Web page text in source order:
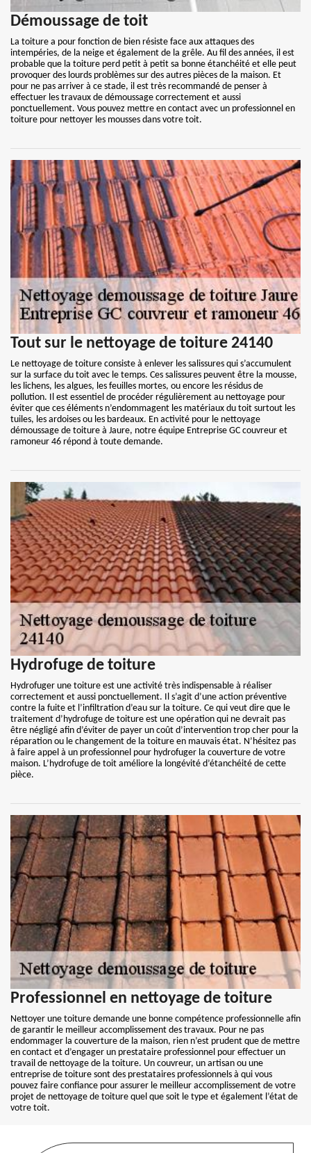
Démoussage de toit
La toiture a pour fonction de bien résiste face aux attaques des
intempéries, de la neige et également de la grêle. Au fil des années, il est
probable que la toiture perd petit à petit sa bonne étanchéité et elle peut
provoquer des lourds problèmes sur des autres pièces de la maison. Et
pour ne pas arriver à ce stade, il est très recommandé de penser à
effectuer les travaux de démoussage correctement et aussi
ponctuellement. Vous pouvez mettre en contact avec un professionnel en
toiture pour nettoyer les mousses dans votre toit.
Tout sur le nettoyage de toiture 24140
Le nettoyage de toiture consiste à enlever les salissures qui s’accumulent
sur la surface du toit avec le temps. Ces salissures peuvent être la mousse,
les lichens, les algues, les feuilles mortes, ou encore les résidus de
pollution. Il est essentiel de procéder régulièrement au nettoyage pour
éviter que ces éléments n’endommagent les matériaux du toit surtout les
tuiles, les ardoises ou les bardeaux. En activité pour le nettoyage
démoussage de toiture à Jaure, notre équipe Entreprise GC couvreur et
ramoneur 46 répond à toute demande.
Hydrofuge de toiture
Hydrofuger une toiture est une activité très indispensable à réaliser
correctement et aussi ponctuellement. Il s’agit d’une action préventive
contre la fuite et l’infiltration d’eau sur la toiture. Ce qui veut dire que le
traitement d’hydrofuge de toiture est une opération qui ne devrait pas
être négligé afin d’éviter de payer un coût d’intervention trop cher pour la
réparation ou le changement de la toiture en mauvais état. N’hésitez pas
à faire appel à un professionnel pour hydrofuger la couverture de votre
maison. L’hydrofuge de toit améliore la longévité d’étanchéité de cette
pièce.
Professionnel en nettoyage de toiture
Nettoyer une toiture demande une bonne compétence professionnelle afin
de garantir le meilleur accomplissement des travaux. Pour ne pas
endommager la couverture de la maison, rien n’est prudent que de mettre
en contact et d’engager un prestataire professionnel pour effectuer un
travail de nettoyage de la toiture. Un couvreur, un artisan ou une
entreprise de toiture sont des prestataires professionnels à qui vous
pouvez faire confiance pour assurer le meilleur accomplissement de votre
projet de nettoyage de toiture quel que soit le type et également l’état de
votre toit.